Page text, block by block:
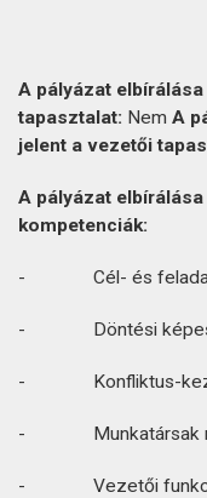
A pályázat elbírálása
tapasztalat: Nem A
jelent a vezetői
A pályázat elbírálása
kompetenciák:
- Cél- és feladat-
- Döntési
- Konfliktus-
- Munkatársak
- Vezetői